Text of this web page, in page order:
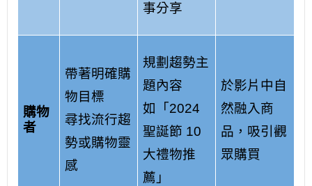
事分享
購物
者
帶著明確購
物目標
尋找流行趨
勢或購物靈
感
規劃趨勢主
題內容
如「2024
聖誕節 10
大禮物推
薦」
於影片中自
然融入商
品，吸引觀
眾購買